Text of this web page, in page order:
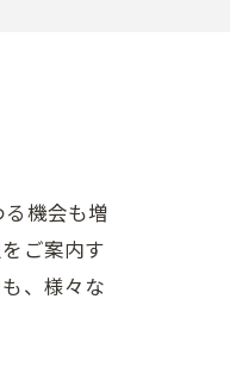
機会も増
ご案内す
、様々な